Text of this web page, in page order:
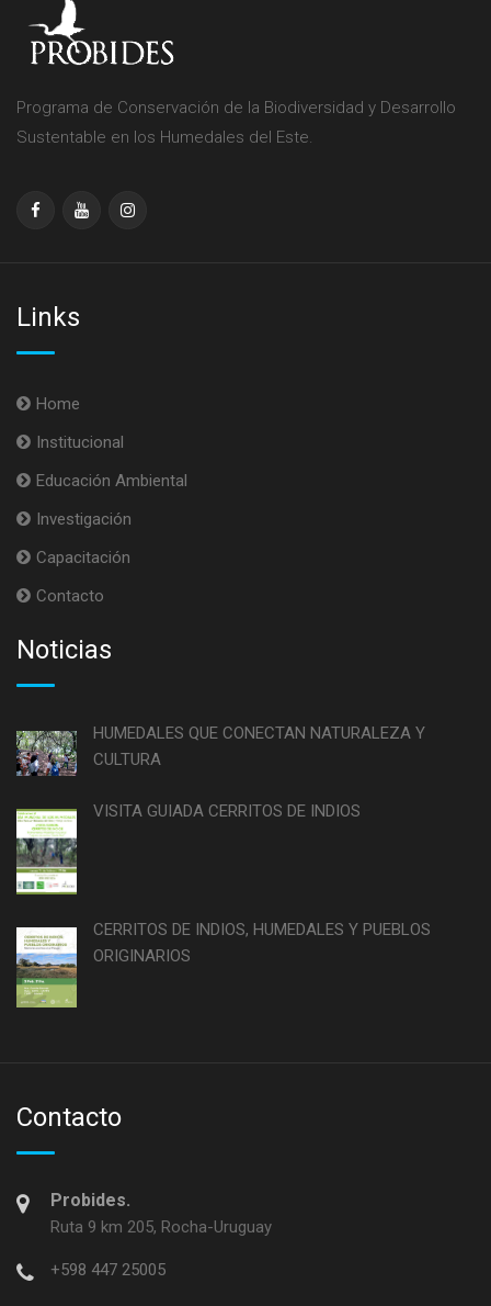
Programa de Conservación de la Biodiversidad y Desarrollo
Sustentable en los Humedales del Este.
Links
Home
Institucional
Educación Ambiental
Investigación
Capacitación
Contacto
Noticias
HUMEDALES QUE CONECTAN NATURALEZA Y
CULTURA
VISITA GUIADA CERRITOS DE INDIOS
CERRITOS DE INDIOS, HUMEDALES Y PUEBLOS
ORIGINARIOS
Contacto
Probides.
Ruta 9 km 205, Rocha-Uruguay
+598 447 25005